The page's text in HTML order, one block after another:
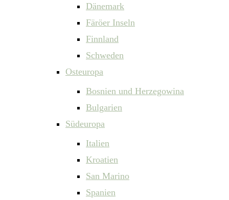
Dänemark
Färöer Inseln
Finnland
Schweden
Osteuropa
Bosnien und Herzegowina
Bulgarien
Südeuropa
Italien
Kroatien
San Marino
Spanien